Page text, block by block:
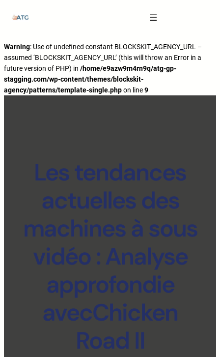
Carbohydrate Mouth Rinse -
https://pubmed.ncbi.nlm.nih.gov/
Journal ISSN -https://jissn.biomedcentral.com/
Best website for selling pharmaceuticals -https://
Exercise Physiology -https://en.wikipedia.org/wiki/Exercise_physiology
Warning: Use of undefined constant BLOCKSKIT_AGENCY_URL –
assumed ‘BLOCKSKIT_AGENCY_URL’ (this will throw an Error in a
future version of PHP) in /home/e9azw9m4rn9q/atg-gp-
stagging.com/wp-content/themes/blockskit-
agency/patterns/template-single.phpon line9
Les tendances
actuelles des
machines à sous
vidéo : Analyse
approfondie
avecChicken
Road II